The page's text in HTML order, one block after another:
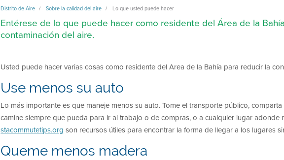
Distrito de Aire Sobre la calidad del aire Lo que usted puede hacer
Entérese de lo que puede hacer como residente del Área de la
contaminación del aire.
Usted puede hacer varias cosas como residente del Area de la Bahía para reducir la
Use menos su auto
Lo más importante es que maneje menos su auto. Tome el transporte público,
camine siempre que pueda para ir al trabajo o de compras, o a cualquier lugar adonde
stacommutetips.org son recursos útiles para encontrar la forma de llegar a los lugares
Queme menos madera